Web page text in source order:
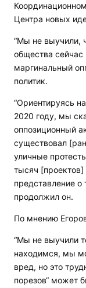
Центра новых
“Мы не выучили,
общества сейчас
маргинальный
политик.
“Ориентируясь
2020 году, мы
оппозиционный
существовал
уличные
тысяч
представление
продолжил он.
По мнению
“Мы не выучили
находимся, мы
вред, но это
порезов“ может